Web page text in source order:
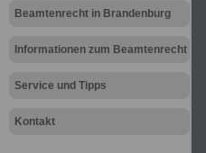
Beamtenrecht in Brandenburg
Informationen zum Beamtenrecht
Service und Tipps
Kontakt